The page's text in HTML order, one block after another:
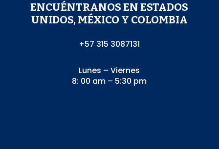
ENCUÉNTRANOS EN ESTADOS
UNIDOS, MÉXICO Y COLOMBIA
+57 315 3087131
Lunes – Viernes
8: 00 am – 5:30 pm